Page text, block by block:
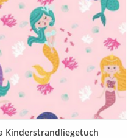
WARENKORB HINZUFÜGEN
Kinderstrandliegetuch